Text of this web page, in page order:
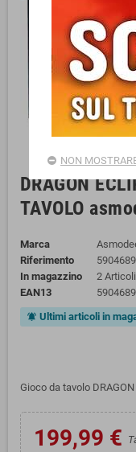
DRAGON
TAVOLO
Marca
Riferimento
In magazzino
2 Articoli
EAN13
notifications_active Ultimi articoli in
Gioco da tavolo
199,99 €
NON